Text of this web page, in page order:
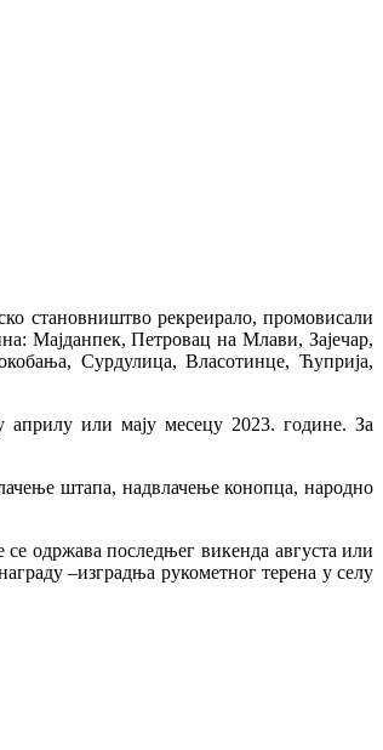
становништво рекреирало, промовисали
Мајданпек, Петровац на Млави, Зајечар,
Сурдулица, Власотинце, Ћуприја,
или мају месецу 2023. године. За
штапа, надвлачење конопца, народно
одржава последњег викенда августа или
–изградња рукометног терена у селу